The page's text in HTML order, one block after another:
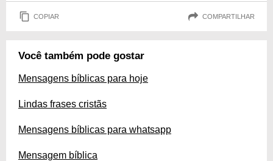
COPIAR COMPARTILHAR
Você também pode gostar
Mensagens bíblicas para hoje
Lindas frases cristãs
Mensagens bíblicas para whatsapp
Mensagem bíblica